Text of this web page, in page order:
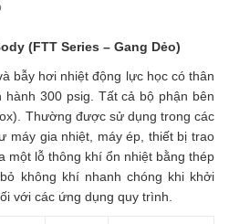
(FTT Series – Gang Dẻo)
bẫy hơi nhiệt động lực học có thân
hành 300 psig. Tất cả bộ phận bên
Thường được sử dụng trong các
máy gia nhiệt, máy ép, thiết bị trao
một lỗ thông khí ổn nhiệt bằng thép
không khí nhanh chóng khi khởi
với các ứng dụng quy trình.